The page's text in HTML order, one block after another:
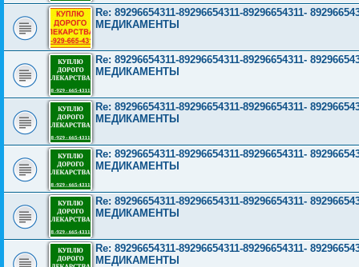
Re: 89296654311-89296654311-89296654311-
МЕДИКАМЕНТЫ
Re: 89296654311-89296654311-89296654311-
МЕДИКАМЕНТЫ
Re: 89296654311-89296654311-89296654311-
МЕДИКАМЕНТЫ
Re: 89296654311-89296654311-89296654311-
МЕДИКАМЕНТЫ
Re: 89296654311-89296654311-89296654311-
МЕДИКАМЕНТЫ
Re: 89296654311-89296654311-89296654311-
МЕДИКАМЕНТЫ